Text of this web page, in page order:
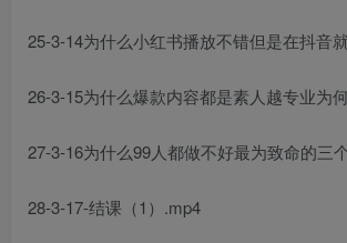
25-3-14为什么小红书播放不错但是在抖音
26-3-15为什么爆款内容都是素人越专业为
27-3-16为什么99人都做不好最为致命的三
28-3-17-结课（1）.mp4